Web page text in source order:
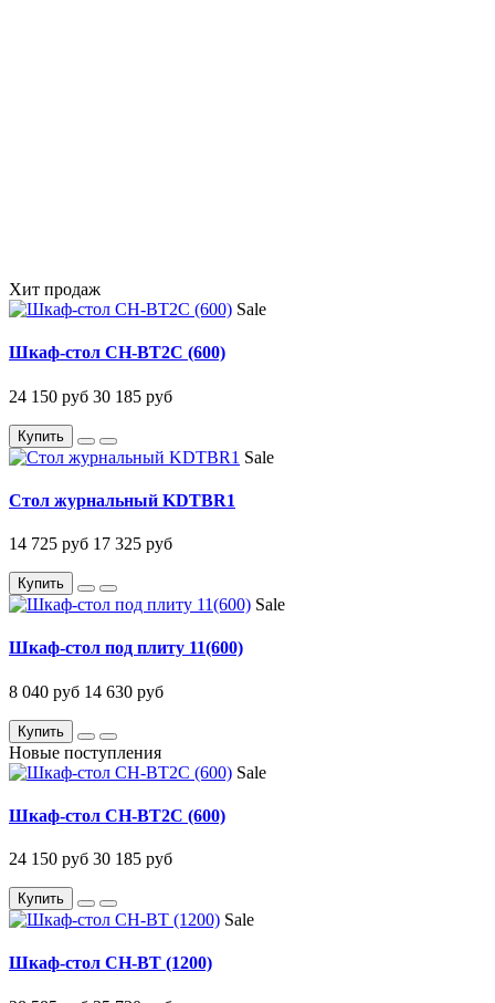
Хит продаж
Sale
Шкаф-стол CH-BT2C (600)
24 150 руб 30 185 руб
Купить
Sale
Стол журнальный KDTBR1
14 725 руб 17 325 руб
Купить
Sale
Шкаф-стол под плиту 11(600)
8 040 руб 14 630 руб
Купить
Новые поступления
Sale
Шкаф-стол CH-BT2C (600)
24 150 руб 30 185 руб
Купить
Sale
Шкаф-стол CH-BT (1200)